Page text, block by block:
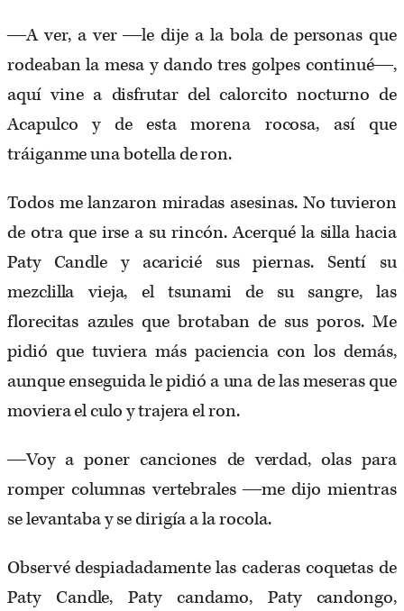
―A ver, a ver ―le dije a la bola de personas que
rodeaban la mesa y dando tres golpes continué―,
aquí vine a disfrutar del calorcito nocturno de
Acapulco y de esta morena rocosa, así que
tráiganme una botella de ron.
Todos me lanzaron miradas asesinas. No tuvieron
de otra que irse a su rincón. Acerqué la silla hacia
Paty Candle y acaricié sus piernas. Sentí su
mezclilla vieja, el tsunami de su sangre, las
florecitas azules que brotaban de sus poros. Me
pidió que tuviera más paciencia con los demás,
aunque enseguida le pidió a una de las meseras que
moviera el culo y trajera el ron.
―Voy a poner canciones de verdad, olas para
romper columnas vertebrales ―me dijo mientras
se levantaba y se dirigía a la rocola.
Observé despiadadamente las caderas coquetas de
Paty Candle, Paty candamo, Paty candongo,